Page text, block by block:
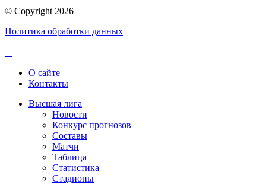
© Copyright 2026
Политика обработки данных
О сайте
Контакты
Высшая лига
Новости
Конкурс прогнозов
Составы
Матчи
Таблица
Статистика
Стадионы